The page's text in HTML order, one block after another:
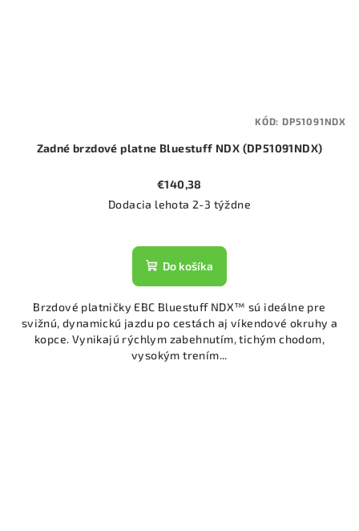
Zadné brzdové platne Bluestuff NDX (DP51091NDX)
€140,38
Dodacia lehota 2-3 týždne
Do košíka
Brzdové platničky EBC Bluestuff NDX™ sú ideálne pre
svižnú, dynamickú jazdu po cestách aj víkendové okruhy a
kopce. Vynikajú rýchlym zabehnutím, tichým chodom,
vysokým trením...
KÓD: DP51091NDX